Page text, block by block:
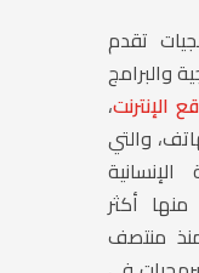
تقدم
والبرامج
الإنترنت،
والتي
أكثر
منتصف